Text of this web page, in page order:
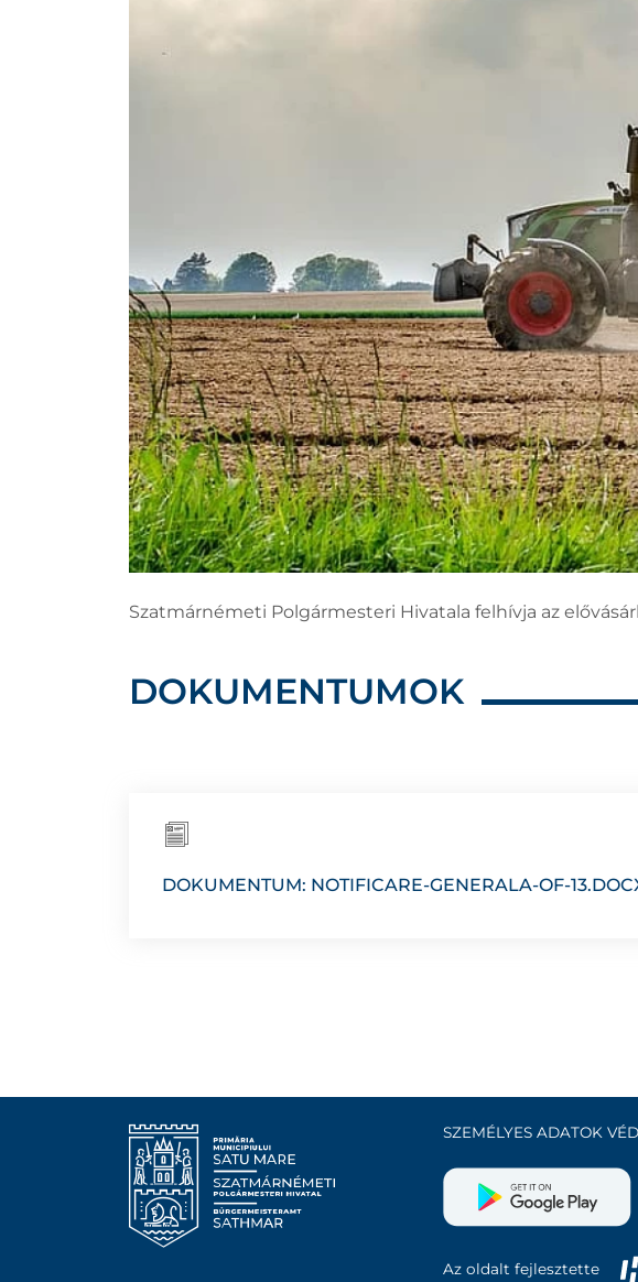
Szatmárnémeti Polgármesteri Hivatala felhívja az
DOKUMENTUMOK
DOKUMENTUM: NOTIFICARE-GENERALA-OF-
SZEMÉLYES ADATOK
Az oldalt fejlesztette